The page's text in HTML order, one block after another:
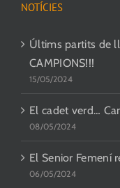
NOTÍCIES
Últims partits de
CAMPIONS!!!
15/05/2024
El cadet verd…
08/05/2024
El Senior Femení
06/05/2024